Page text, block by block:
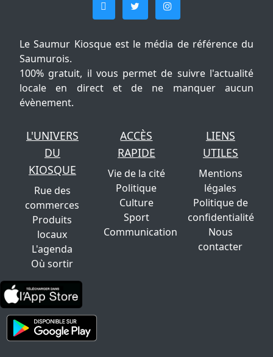
Le Saumur Kiosque est le média de référence du
Saumurois.
100% gratuit, il vous permet de suivre l'actualité
locale en direct et de ne manquer aucun
évènement.
L'UNIVERS
DU
KIOSQUE
Rue des
commerces
Produits
locaux
L'agenda
Où sortir
ACCÈS
RAPIDE
Vie de la cité
Politique
Culture
Sport
Communication
LIENS
UTILES
Mentions
légales
Politique de
confidentialité
Nous
contacter